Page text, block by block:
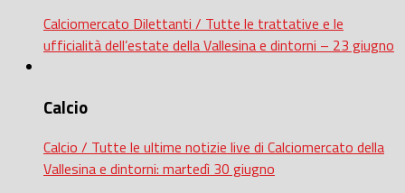
Calciomercato Dilettanti / Tutte le trattative e le
ufficialità dell’estate della Vallesina e dintorni – 23 giugno
Calcio
Calcio / Tutte le ultime notizie live di Calciomercato della
Vallesina e dintorni: martedì 30 giugno